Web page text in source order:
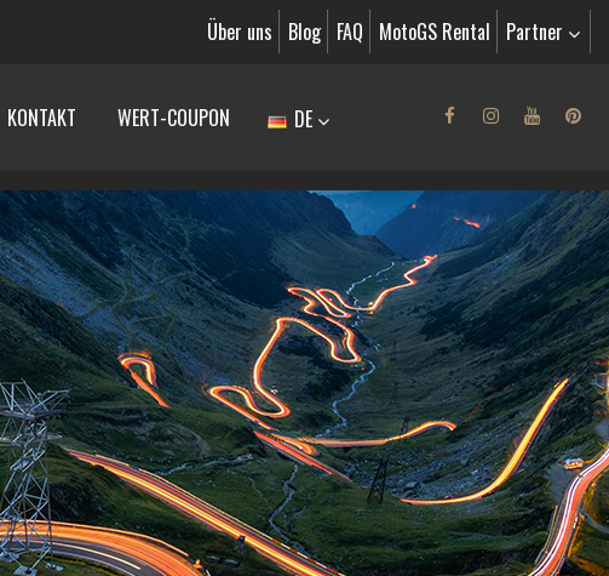
Über uns Blog FAQ MotoGS Rental Partner
KONTAKT WERT-COUPON DE